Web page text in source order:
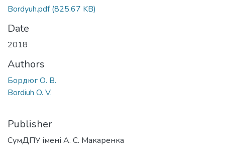
Bordyuh.pdf(825.67 KB)
Date
2018
Authors
Бордюг О. В.
Bordiuh O. V.
Publisher
СумДПУ імені А. С. Макаренка